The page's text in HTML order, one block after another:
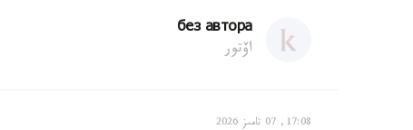
без автора
اۆتور
17:08, 07 تامىز 2026